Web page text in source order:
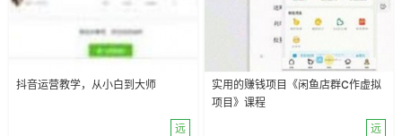
抖音运营教学，从小白到大师
远
实用的赚钱项目《闲鱼店群C作虚拟
项目》课程
远